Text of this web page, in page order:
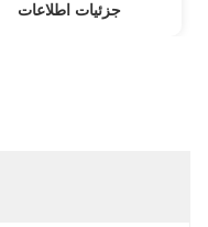
جزئیات اطلاعات